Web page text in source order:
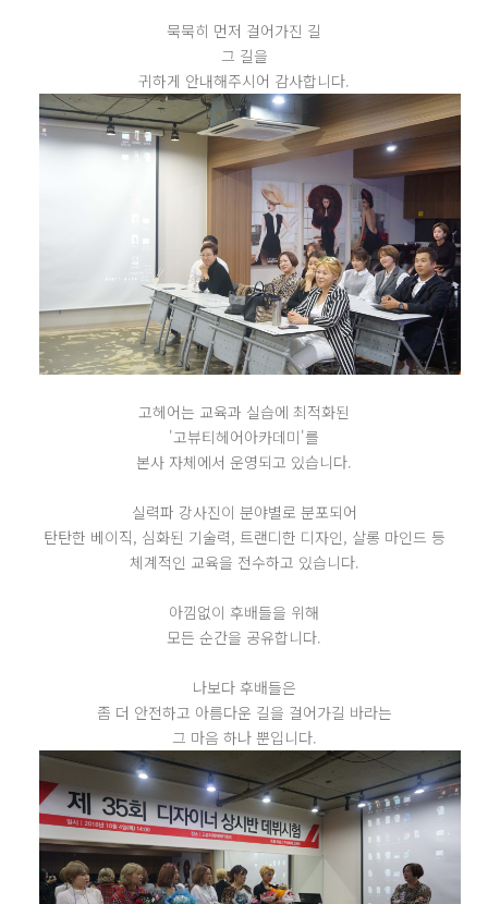
묵묵히 먼저 걸어가진 길
그 길을
귀하게 안내해주시어 감사합니다.
고헤어는 교육과 실습에 최적화된
'고뷰티헤어아카데미'를
본사 자체에서 운영되고 있습니다.
실력파 강사진이 분야별로 분포되어
탄탄한 베이직, 심화된 기술력, 트랜디한 디자인, 살롱 마인드 등
체계적인 교육을 전수하고 있습니다.
아낌없이 후배들을 위해
모든 순간을 공유합니다.
나보다 후배들은
좀 더 안전하고 아름다운 길을 걸어가길 바라는
그 마음 하나 뿐입니다.